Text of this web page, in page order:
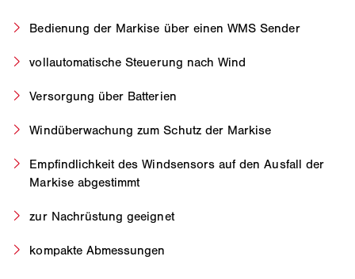
Bedienung der Markise über einen WMS Sender
vollautomatische Steuerung nach Wind
Versorgung über Batterien
Windüberwachung zum Schutz der Markise
Empfindlichkeit des Windsensors auf den Ausfall der
Markise abgestimmt
zur Nachrüstung geeignet
kompakte Abmessungen